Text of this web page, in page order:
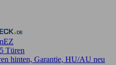
EZ
5 Türen
hinten, Garantie, HU/AU neu